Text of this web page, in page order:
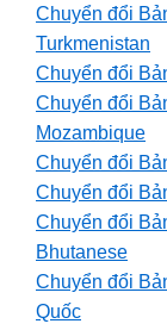
Chuyển đổi
Turkmenistan
Chuyển đổi
Chuyển đổi
Mozambique
Chuyển đổi
Chuyển đổi
Chuyển đổi
Bhutanese
Chuyển đổi
Quốc